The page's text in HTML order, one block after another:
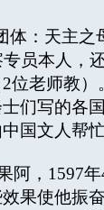
：天主
员本人，
老师教
们写的各
国文人帮
，1597
果使他振